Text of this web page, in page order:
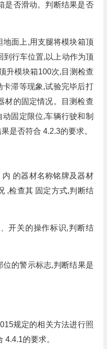
是否滑动。判断结果是否
地面上,用支腿将模块箱顶
到行车位置,以上动作为顶
升模块箱100次,目测检查
滞等现象,试验完毕后打
材的固定情况。目测检查
固定限位,车辆行驶和制
是否符合 4.2.3的要求。
的器材名称铭牌及器材
,检查其 固定方式,判断结
开关的操作标识,判断结
位的警示标志,判断结果是
规定的相关方法进行照
4.4.1的要求。